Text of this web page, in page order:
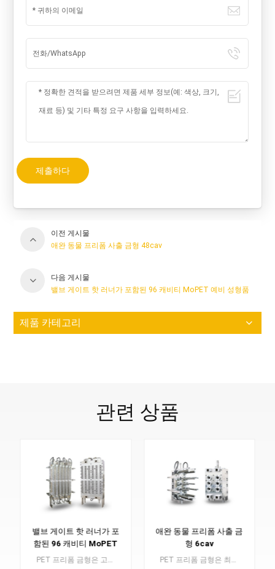
제출하다
이전 게시물
애완 동물 프리폼 사출 금형 48cav
다음 게시물
밸브 게이트 핫 러너가 포함된 96 캐비티 MoPET 예비 성형품
제품 카테고리
관련 상품
밸브 게이트 핫 러너가 포
함된 96 캐비티 MoPET
예비 성형품
PET 프리폼 금형은 고품질 플라스틱 병의 구성 요소 역할을 하는 PET 프리폼 제조에 필수적인 구성 요소입니다.
애완 동물 프리폼 사출 금
형 6cav
PET 프리폼 금형은 최고급 플라스틱 병을 생산하기 위한 기본 구성 요소인 PET 프리폼 생산에 중요한 요소입니다.